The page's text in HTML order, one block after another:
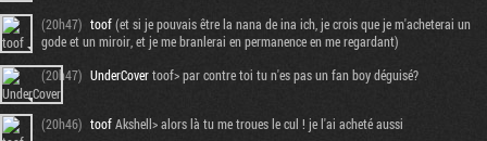
(20h47) toof(et si je pouvais être la nana de ina ich, je crois que je m'acheterai un
gode et un miroir, et je me branlerai en permanence en me regardant)
(20h47) UnderCovertoof> par contre toi tu n'es pas un fan boy déguisé?
(20h46) toofAkshell> alors là tu me troues le cul ! je l'ai acheté aussi